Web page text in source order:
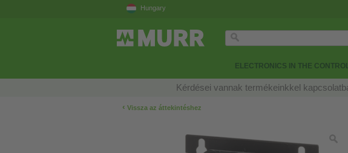
Hungary
ELECTRONICS IN THE
Kérdései vannak termékeinkkel
‹ Vissza az áttekintéshez